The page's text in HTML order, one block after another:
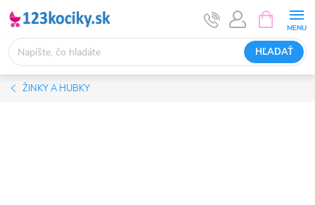
Prejsť
obsah
HĽADAŤ
KOŠÍK
ŽINKY A HUBKY